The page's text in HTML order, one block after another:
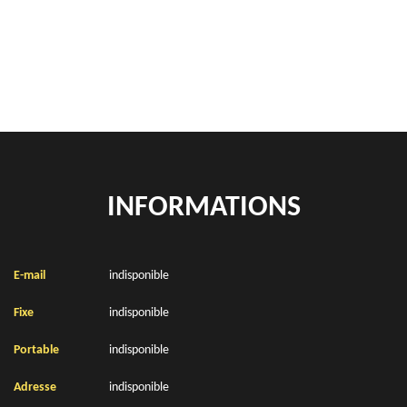
INFORMATIONS
E-mail indisponible
Fixe indisponible
Portable indisponible
Adresse indisponible